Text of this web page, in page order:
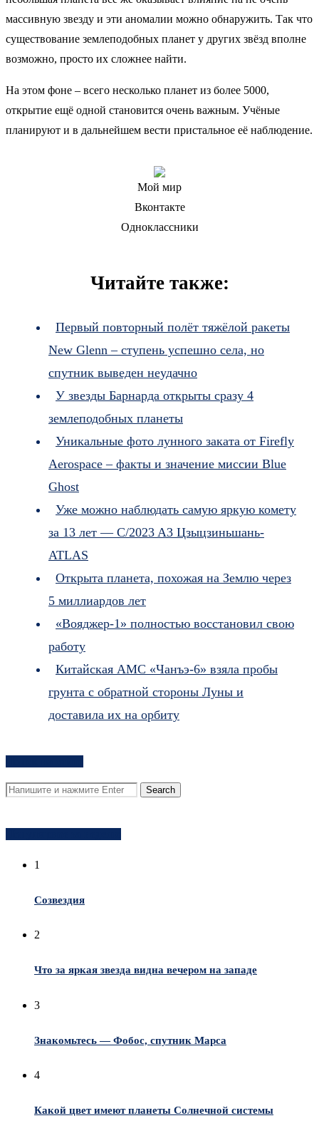
массивную звезду и эти аномалии можно обнаружить. Так что
существование землеподобных планет у других звёзд вполне
возможно, просто их сложнее найти.
На этом фоне – всего несколько планет из более 5000,
открытие ещё одной становится очень важным. Учёные
планируют и в дальнейшем вести пристальное её наблюдение.
Мой мир
Вконтакте
Одноклассники
Читайте также:
Первый повторный полёт тяжёлой ракеты
New Glenn – ступень успешно села, но
спутник выведен неудачно
У звезды Барнарда открыты сразу 4
землеподобных планеты
Уникальные фото лунного заката от Firefly
Aerospace – факты и значение миссии Blue
Ghost
Уже можно наблюдать самую яркую комету
за 13 лет — C/2023 A3 Цзыцзиньшань-
ATLAS
Открыта планета, похожая на Землю через
5 миллиардов лет
«Вояджер-1» полностью восстановил свою
работу
Китайская АМС «Чанъэ-6» взяла пробы
грунта с обратной стороны Луны и
доставила их на орбиту
1
Созвездия
2
Что за яркая звезда видна вечером на западе
3
Знакомьтесь — Фобос, спутник Марса
4
Какой цвет имеют планеты Солнечной системы